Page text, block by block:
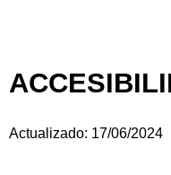
Actualizado: 17/06/2024